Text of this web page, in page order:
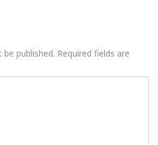
published. Required fields are